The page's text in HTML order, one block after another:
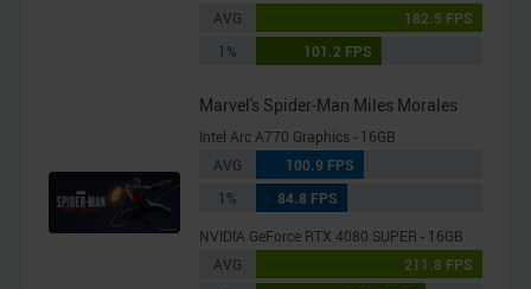
AVG
182.5 FPS
1%
101.2 FPS
Marvel's Spider-Man Miles Morales
Intel Arc A770 Graphics - 16GB
AVG
100.9 FPS
1%
84.8 FPS
NVIDIA GeForce RTX 4080 SUPER - 16GB
AVG
211.8 FPS